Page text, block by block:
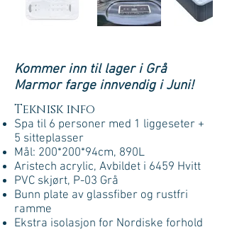
Kommer inn til lager i Grå
Marmor farge innvendig i Juni!
Teknisk info
Spa til 6 personer med 1 liggeseter +
5 sitteplasser
Mål: 200*200*94cm, 890L
Aristech acrylic, Avbildet i 6459 Hvitt
PVC skjørt, P-03 Grå
Bunn plate av glassfiber og rustfri
ramme
Ekstra isolasjon for Nordiske forhold